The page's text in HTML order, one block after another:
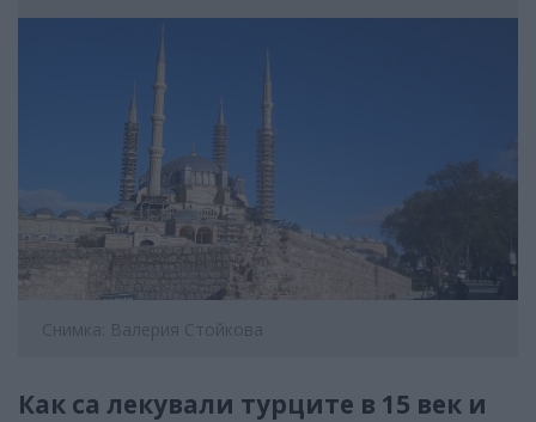
Снимка: Валерия Стойкова
Как са лекували турците в 15 век и